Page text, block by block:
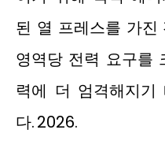
된 열 프레스를 가진
영역당 전력 요구를
력에 더 엄격해지기
다. 2026.